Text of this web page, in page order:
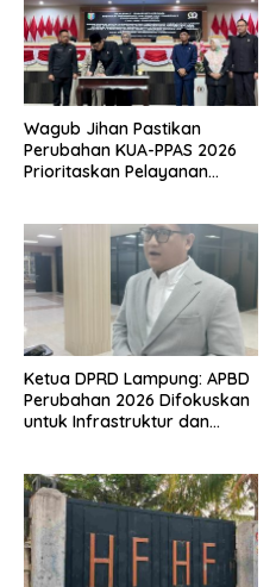
Wagub Jihan Pastikan
Perubahan KUA-PPAS 2026
Prioritaskan Pelayanan
Ketua DPRD Lampung: APBD
Perubahan 2026 Difokuskan
untuk Infrastruktur dan